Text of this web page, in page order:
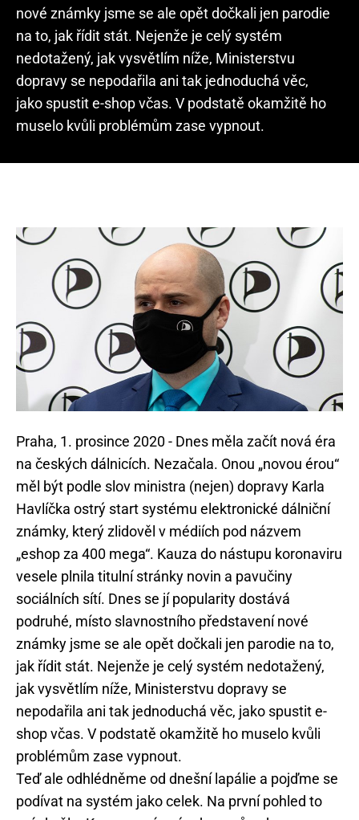
nové známky jsme se ale opět dočkali jen parodie
na to, jak řídit stát. Nejenže je celý systém
nedotažený, jak vysvětlím níže, Ministerstvu
dopravy se nepodařila ani tak jednoduchá věc,
jako spustit e-shop včas. V podstatě okamžitě ho
muselo kvůli problémům zase vypnout.
Praha, 1. prosince 2020 - Dnes měla začít nová éra
na českých dálnicích. Nezačala. Onou „novou érou“
měl být podle slov ministra (nejen) dopravy Karla
Havlíčka ostrý start systému elektronické dálniční
známky, který zlidověl v médiích pod názvem
„eshop za 400 mega“. Kauza do nástupu koronaviru
vesele plnila titulní stránky novin a pavučiny
sociálních sítí. Dnes se jí popularity dostává
podruhé, místo slavnostního představení nové
známky jsme se ale opět dočkali jen parodie na to,
jak řídit stát. Nejenže je celý systém nedotažený,
jak vysvětlím níže, Ministerstvu dopravy se
nepodařila ani tak jednoduchá věc, jako spustit e-
shop včas. V podstatě okamžitě ho muselo kvůli
problémům zase vypnout.
Teď ale odhlédněme od dnešní lapálie a pojďme se
podívat na systém jako celek. Na první pohled to